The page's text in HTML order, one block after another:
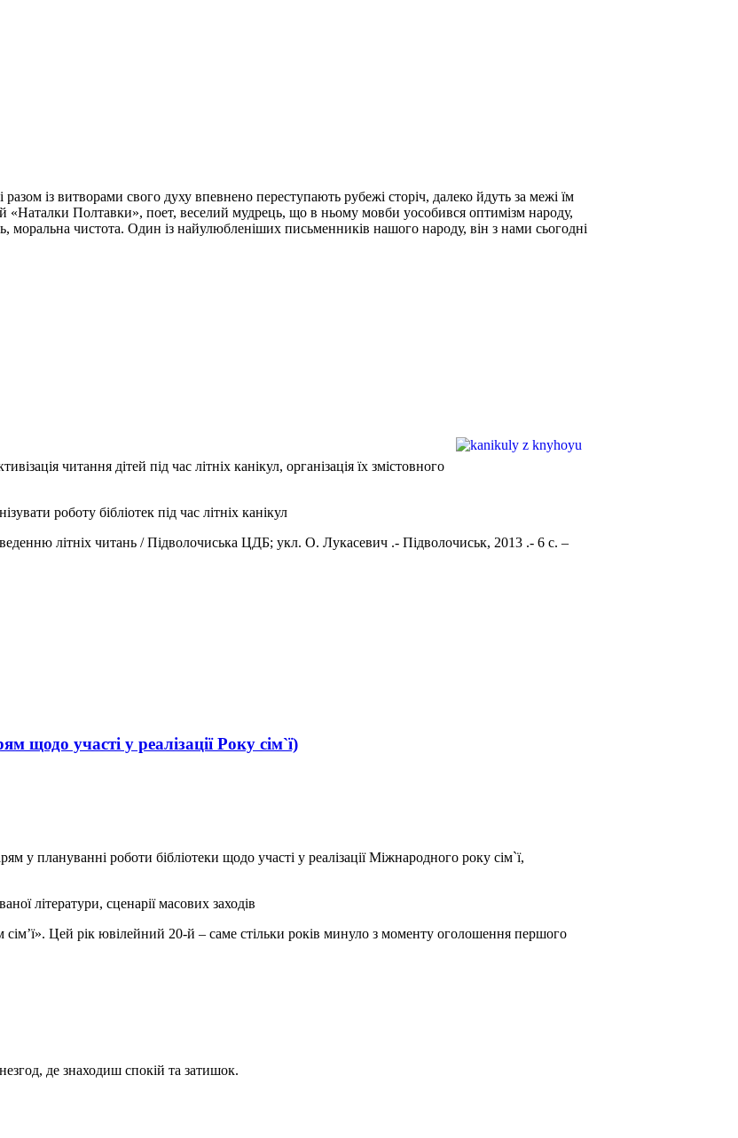
із витворами свого духу впевнено переступають рубежі сторіч, далеко йдуть за межі їм
й «Наталки Полтавки», поет, веселий мудрець, що в ньому мовби уособився оптимізм народу,
моральна чистота. Один із найулюбленіших письменників нашого народу, він з нами сьогодні
читання дітей під час літніх канікул, організація їх змістовного
роботу бібліотек під час літніх канікул
літніх читань / Підволочиська ЦДБ; укл. О. Лукасевич .- Підволочиськ, 2013 .- 6 с. –
щодо участі у реалізації Року сім`ї)
у плануванні роботи бібліотеки щодо участі у реалізації Міжнародного року сім`ї,
літератури, сценарії масових заходів
Цей рік ювілейний 20-й – саме стільки років минуло з моменту оголошення першого
де знаходиш спокій та затишок.